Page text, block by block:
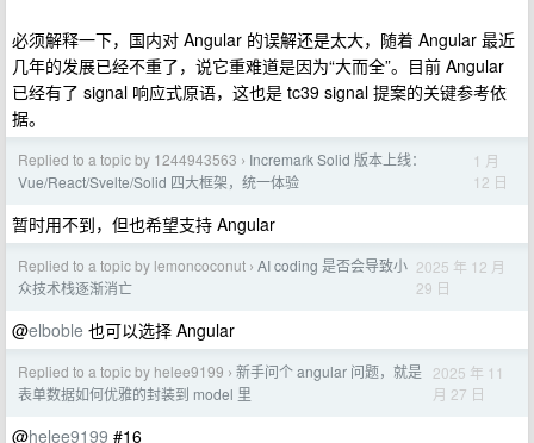
必须解释一下，国内对 Angular 的误解还是太大，随着 Angular 最近
几年的发展已经不重了，说它重难道是因为“大而全”。目前 Angular
已经有了 signal 响应式原语，这也是 tc39 signal 提案的关键参考依
据。
Replied to a topic by 1244943563 › Incremark Solid 版本上线：
Vue/React/Svelte/Solid 四大框架，统一体验
1 月
12 日
暂时用不到，但也希望支持 Angular
Replied to a topic by lemoncoconut › AI coding 是否会导致小
众技术栈逐渐消亡
2025 年 12 月
29 日
@elboble 也可以选择 Angular
Replied to a topic by helee9199 › 新手问个 angular 问题，就是
表单数据如何优雅的封装到 model 里
2025 年 11
月 27 日
@helee9199 #16